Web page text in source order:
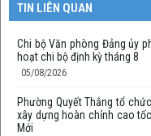
TIN LIÊN QUAN
Chi bộ Văn phòng Đảng ủy
hoạt chi bộ định kỳ tháng 8
05/08/2026
Phường Quyết Thắng tổ
xây dựng hoàn chỉnh cao
Mới